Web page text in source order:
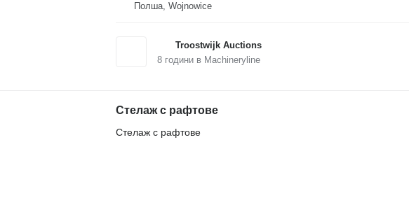
Полша, Wojnowice
Troostwijk Auctions
8години в Machineryline
Стелаж с рафтове
Стелаж с рафтове